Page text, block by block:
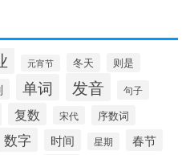
元宵节 冬天
则是
单词 发音 句子
复数 宋代
序数词
数字 时间 星期 春节